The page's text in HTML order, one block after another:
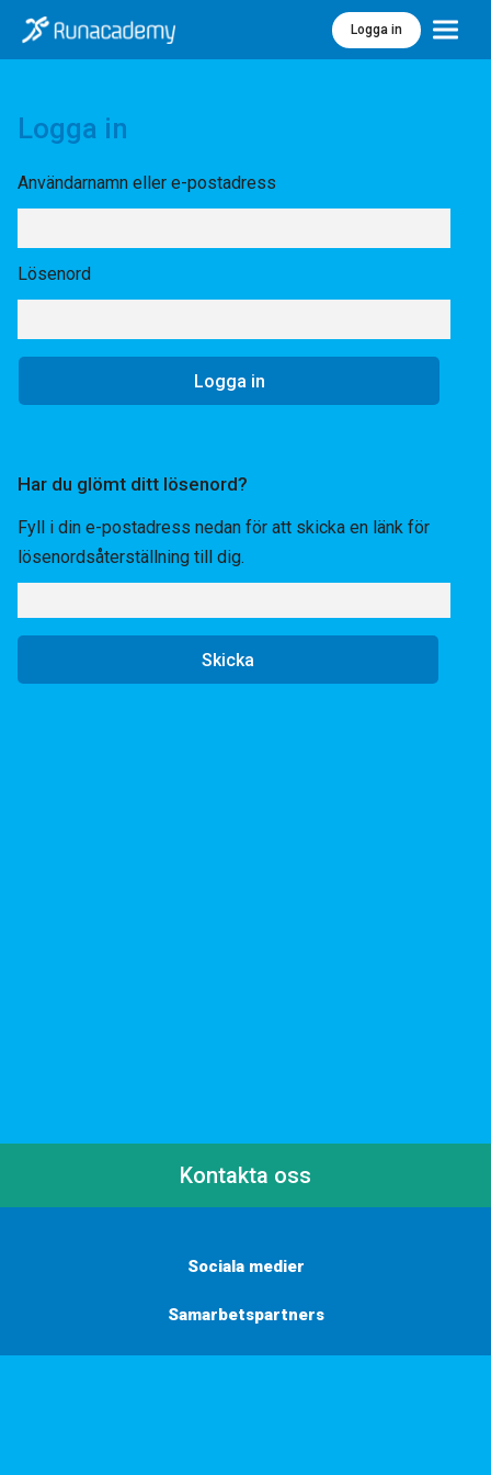
Logga in Meny
Logga in
Användarnamn eller e-postadress
Lösenord
Har du glömt ditt lösenord?
Fyll i din e-postadress nedan för att skicka en länk för
lösenordsåterställning till dig.
Kontakta oss
Sociala medier
Samarbetspartners